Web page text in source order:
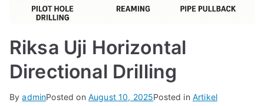
Riksa Uji Horizontal
Directional Drilling
ByadminPosted on August 10, 2025Posted in Artikel